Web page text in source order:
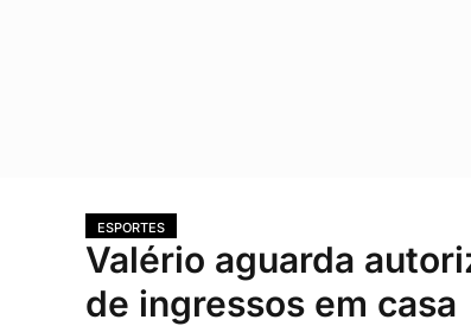
ESPORTES
Valério aguarda
de ingressos em casa